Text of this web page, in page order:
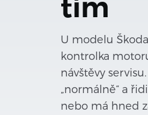
tím
U modelu
kontrolka
návštěvy
„normálně“ a
nebo má hned